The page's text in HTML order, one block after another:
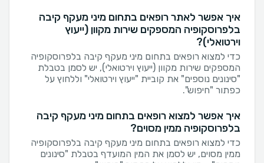
איך אפשר לאתר רופאים בתחום מיני מעקף קיבה
בלפרוסקופיה המספקים שירות מקוון (ייעוץ
וירטואלי)?
כדי למצוא רופאים בתחום מיני מעקף קיבה בלפרוסקופיה
המספקים שירות מקוון (ייעוץ וירטואלי), יש לסמן בטבלת
"סינונים נוספים" את קוביית "ייעוץ וירטואלי" וללחוץ על
כפתור "חיפוש".
איך אפשר למצוא רופאים בתחום מיני מעקף קיבה
בלפרוסקופיה ממין מסוים?
כדי למצוא רופאים בתחום מיני מעקף קיבה בלפרוסקופיה
ממין מסוים, יש לסמן את המין המועדף בטבלת "סינונים